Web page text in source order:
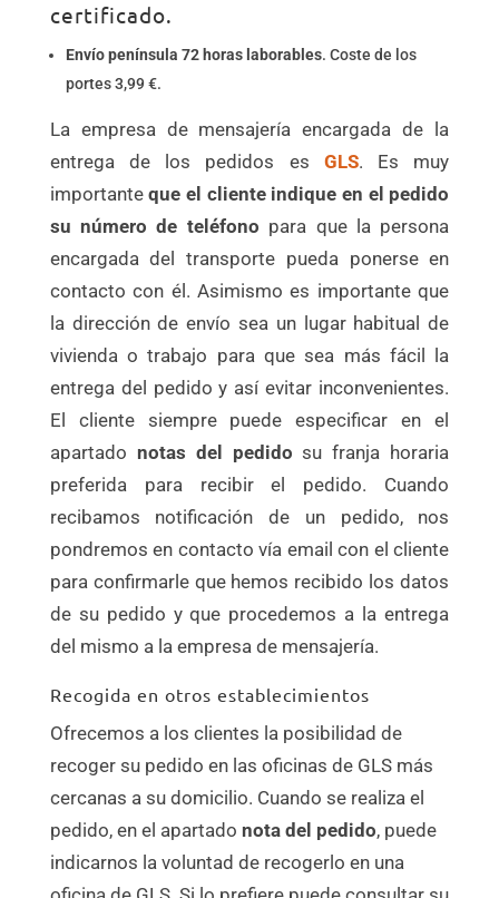
certificado.
Envío península 72 horas laborables. Coste de los
portes 3,99 €.
La empresa de mensajería encargada de la
entrega de los pedidos es GLS. Es muy
importanteque el cliente indique en el pedido
su número de teléfono para que la persona
encargada del transporte pueda ponerse en
contacto con él. Asimismo es importante que
la dirección de envío sea un lugar habitual de
vivienda o trabajo para que sea más fácil la
entrega del pedido y así evitar inconvenientes.
El cliente siempre puede especificar en el
apartado notas del pedido su franja horaria
preferida para recibir el pedido. Cuando
recibamos notificación de un pedido, nos
pondremos en contacto vía email con el cliente
para confirmarle que hemos recibido los datos
de su pedido y que procedemos a la entrega
del mismo a la empresa de mensajería.
Recogida en otros establecimientos
Ofrecemos a los clientes la posibilidad de
recoger su pedido en las oficinas de GLS más
cercanas a su domicilio. Cuando se realiza el
pedido, en el apartado nota del pedido, puede
indicarnos la voluntad de recogerlo en una